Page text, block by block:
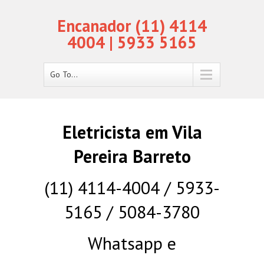
Encanador (11) 4114
4004 | 5933 5165
Go To...
Eletricista em Vila
Pereira Barreto
(11) 4114-4004 / 5933-
5165 / 5084-3780
Whatsapp e